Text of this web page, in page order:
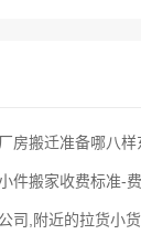
房搬迁准备哪八
件搬家收费标准-